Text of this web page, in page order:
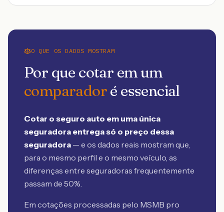
O QUE OS DADOS MOSTRAM
Por que cotar em um
comparadoré essencial
Cotar o seguro auto em uma única
seguradora entrega só o preço dessa
seguradora — e os dados reais mostram que,
para o mesmo perfil e o mesmo veículo, as
diferenças entre seguradoras frequentemente
passam de 50%.
Em cotações processadas pelo MSMB pro